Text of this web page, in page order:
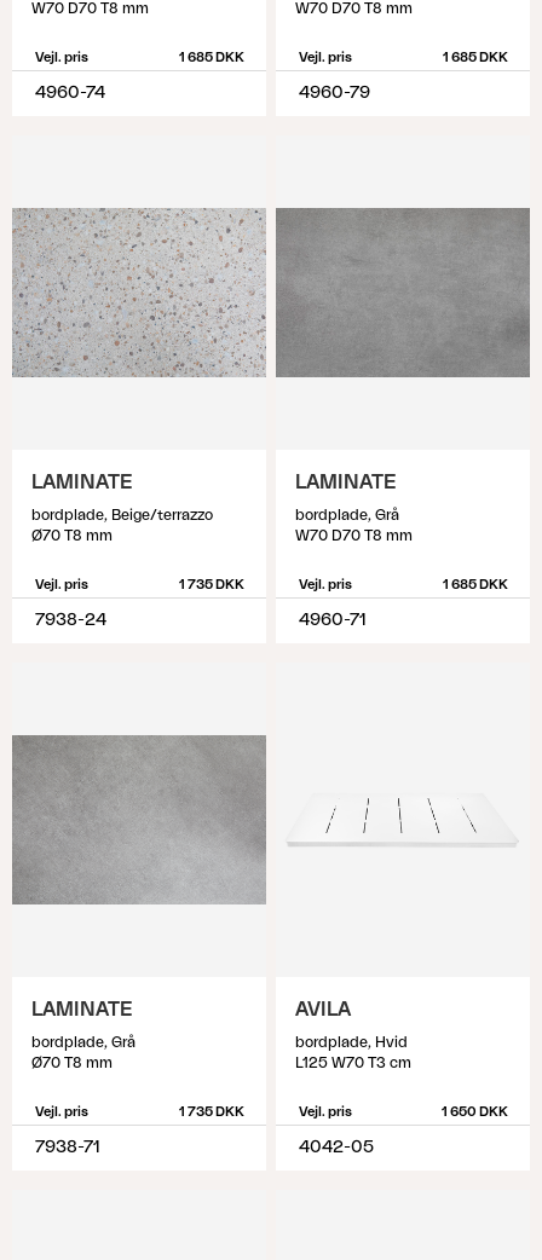
W70 D70 T8 mm
Vejl. pris 1 685 DKK
4960-74
W70 D70 T8 mm
Vejl. pris 1 685 DKK
4960-79
LAMINATE
bordplade, Beige/terrazzo
Ø70 T8 mm
Vejl. pris 1 735 DKK
7938-24
LAMINATE
bordplade, Grå
W70 D70 T8 mm
Vejl. pris 1 685 DKK
4960-71
LAMINATE
bordplade, Grå
Ø70 T8 mm
Vejl. pris 1 735 DKK
7938-71
AVILA
bordplade, Hvid
L125 W70 T3 cm
Vejl. pris 1 650 DKK
4042-05